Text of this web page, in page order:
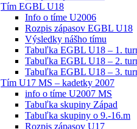
Tím EGBL U18
Info o tíme U2006
Rozpis zápasov EGBL U18
Výsledky nášho tímu
Tabuľka EGBL U18 – 1.
Tabuľka EGBL U18 – 2.
Tabuľka EGBL U18 – 3.
Tím U17 MS – kadetky 2007
info o tíme U2007 MS
Tabuľka skupiny Západ
Tabuľka skupiny o 9.-16.m
Rozpis zápasov U17